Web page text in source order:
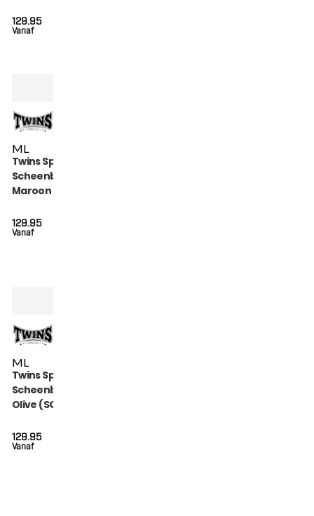
Vanaf
129.95
ML
Twins Special
Scheenbeschermers
Maroon (SGL 7
Vanaf
129.95
ML
Twins Special
Scheenbeschermers
Olive (SGL 7 OLIVE)
Vanaf
129.95